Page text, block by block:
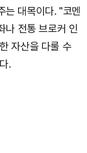
는 대목이다. "코멘
나 전통 브로커 인
자산을 다룰 수
.